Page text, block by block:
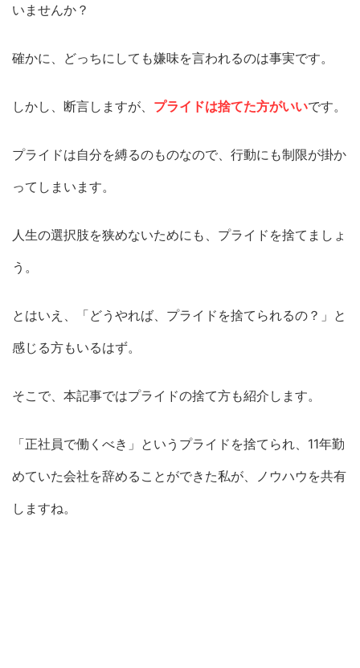
いませんか？
確かに、どっちにしても嫌味を言われるのは事実です。
しかし、断言しますが、 プライドは捨てた方がいいです。
プライドは自分を縛るのものなので、行動にも制限が掛か
ってしまいます。
人生の選択肢を狭めないためにも、プライドを捨てましょ
う。
とはいえ、「どうやれば、プライドを捨てられるの？」と
感じる方もいるはず。
そこで、本記事ではプライドの捨て方も紹介します。
「正社員で働くべき」というプライドを捨てられ、11年勤
めていた会社を辞めることができた私が、ノウハウを共有
しますね。